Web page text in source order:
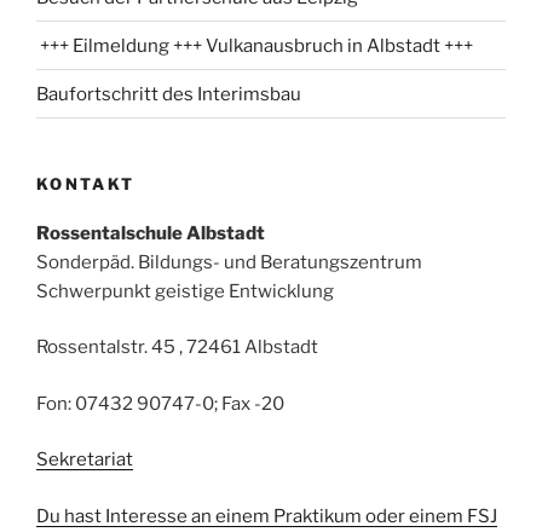
+++ Eilmeldung +++ Vulkanausbruch in Albstadt +++
Baufortschritt des Interimsbau
KONTAKT
Rossentalschule Albstadt
Sonderpäd. Bildungs- und Beratungszentrum
Schwerpunkt geistige Entwicklung
Rossentalstr. 45 , 72461 Albstadt
Fon: 07432 90747-0; Fax -20
Sekretariat
Du hast Interesse an einem Praktikum oder einem FSJ